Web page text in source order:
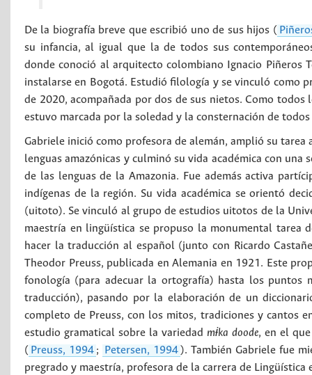
De la biografía breve que escribió uno de sus hijos (
su infancia, al igual que la de todos sus
donde conoció al arquitecto colombiano Ignacio Piñeros
instalarse en Bogotá. Estudió filología y se vinculó como
de 2020, acompañada por dos de sus nietos. Como
estuvo marcada por la soledad y la consternación de
Gabriele inició como profesora de alemán, amplió su
lenguas amazónicas y culminó su vida académica con
de las lenguas de la Amazonia. Fue además activa
indígenas de la región. Su vida académica se orientó
(uitoto). Se vinculó al grupo de estudios uitotos de la
maestría en lingüística se propuso la monumental tarea
hacer la traducción al español (junto con Ricardo
Theodor Preuss, publicada en Alemania en 1921. Este
fonología (para adecuar la ortografía) hasta los puntos
traducción), pasando por la elaboración de un
completo de Preuss, con los mitos, tradiciones y
estudio gramatical sobre la variedad mɨka doode, en el
( Preuss, 1994 ; Petersen, 1994 ). También Gabriele fue
pregrado y maestría, profesora de la carrera de